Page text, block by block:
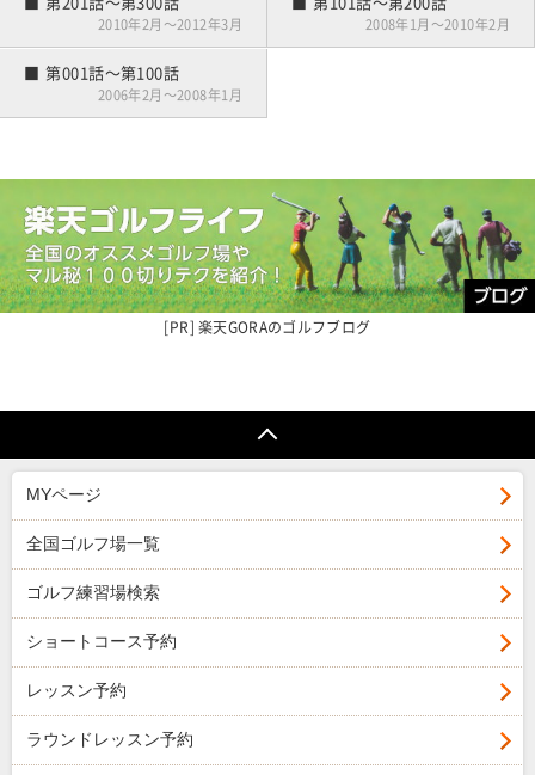
2010年2月～2012年3月 2008年1月～2010年2月
第001話～第100話
2006年2月～2008年1月
楽天GORAのゴルフブログ
MYページ
全国ゴルフ場一覧
ゴルフ練習場検索
ショートコース予約
レッスン予約
ラウンドレッスン予約